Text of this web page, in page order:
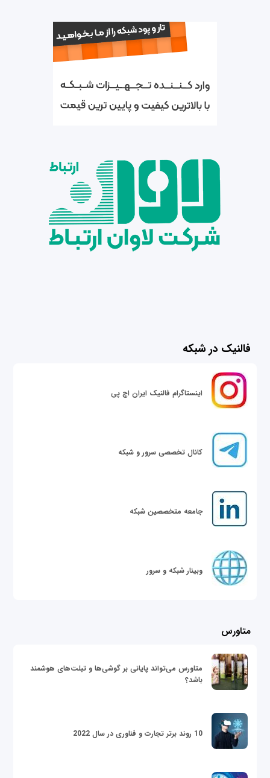
فالنیک در شبکه
اینستاگرام فالنیک ایران اچ پی
کانال تخصصی سرور و شبکه
جامعه متخصصین شبکه
وبینار شبکه و سرور
متاورس
متاورس می‌تواند پایانی بر گوشی‌ها و تبلت‌های هوشمند
باشد؟
10 روند برتر تجارت و فناوری در سال 2022